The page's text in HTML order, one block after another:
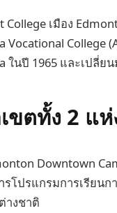
College เมือง
Vocational College
ในปี 1965 และเปลี่ย
ขตทั้ง 2 แ
Downtown
รโปรแกรมการเรียน
างชาติ